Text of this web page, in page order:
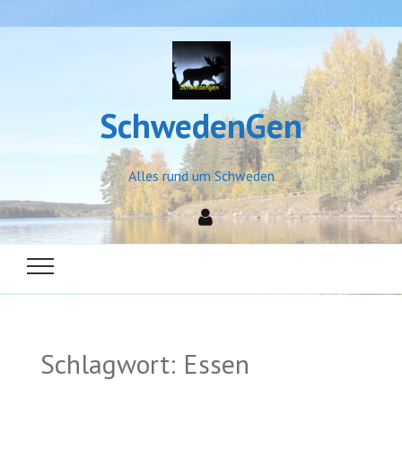
SchwedenGen
Alles rund um Schweden
Schlagwort: Essen